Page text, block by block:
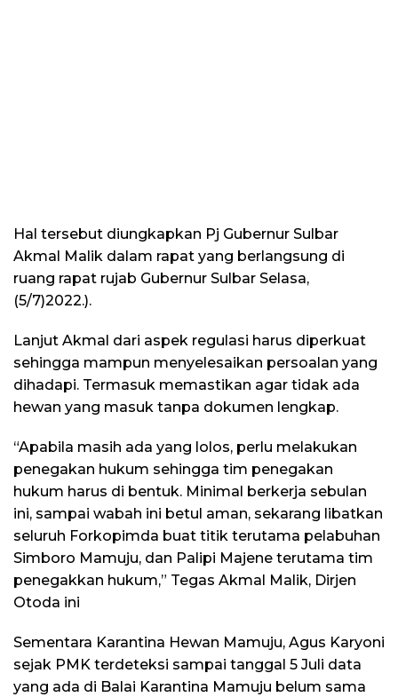
Hal tersebut diungkapkan Pj Gubernur Sulbar
Akmal Malik dalam rapat yang berlangsung di
ruang rapat rujab Gubernur Sulbar Selasa,
(5/7)2022.).
Lanjut Akmal dari aspek regulasi harus diperkuat
sehingga mampun menyelesaikan persoalan yang
dihadapi. Termasuk memastikan agar tidak ada
hewan yang masuk tanpa dokumen lengkap.
“Apabila masih ada yang lolos, perlu melakukan
penegakan hukum sehingga tim penegakan
hukum harus di bentuk. Minimal berkerja sebulan
ini, sampai wabah ini betul aman, sekarang libatkan
seluruh Forkopimda buat titik terutama pelabuhan
Simboro Mamuju, dan Palipi Majene terutama tim
penegakkan hukum,” Tegas Akmal Malik, Dirjen
Otoda ini
Sementara Karantina Hewan Mamuju, Agus Karyoni
sejak PMK terdeteksi sampai tanggal 5 Juli data
yang ada di Balai Karantina Mamuju belum sama